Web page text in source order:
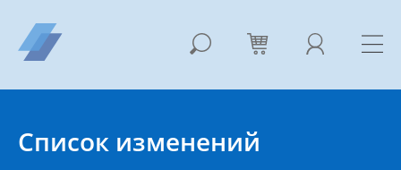
Список изменений